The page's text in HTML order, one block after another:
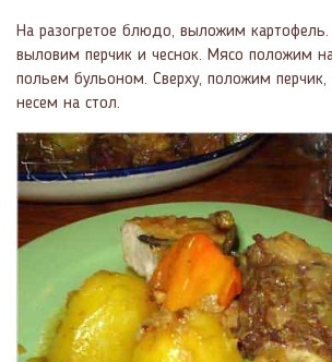
На разогретое блюдо, выложим картофель.
выловим перчик и чеснок. Мясо положим
польем бульоном. Сверху, положим перчик,
несем на стол.